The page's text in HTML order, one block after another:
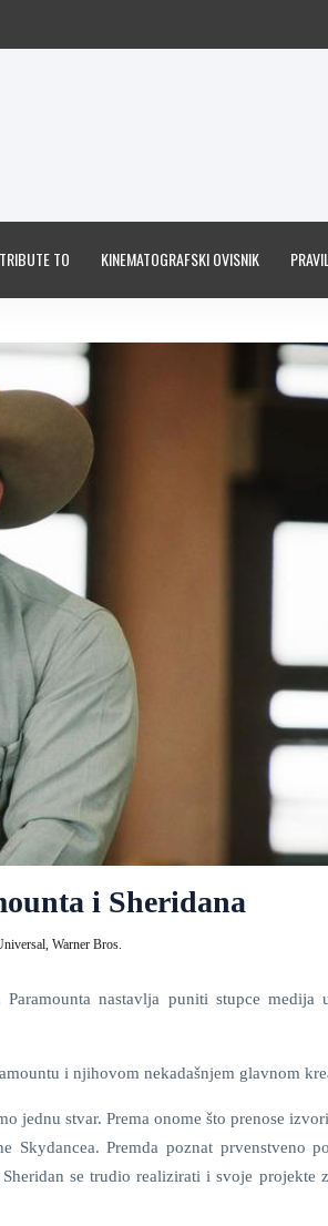
TRIBUTE TO KINEMATOGRAFSKI OVISNIK
i Sheridana
Warner Bros.
nastavlja puniti stupce medija
i njihovom nekadašnjem glavnom
jednu stvar. Prema onome što prenose
Skydancea. Premda poznat prvenstveno
se trudio realizirati i svoje projekte